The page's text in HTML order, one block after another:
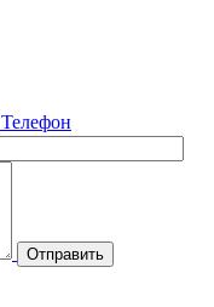
Телефон
Отправить